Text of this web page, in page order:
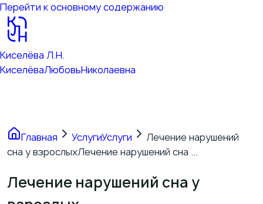
Перейти к основному содержанию
Киселёва Л.Н.
КиселёваЛюбовьНиколаевна
Главная УслугиУслуги
Лечение нарушений
сна у взрослыхЛечение нарушений сна ...
Лечение нарушений сна у